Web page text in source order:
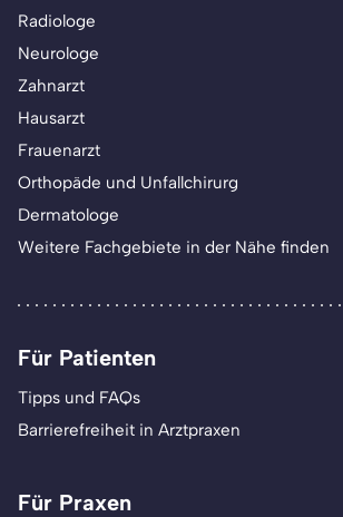
Radiologe
Neurologe
Zahnarzt
Hausarzt
Frauenarzt
Orthopäde und Unfallchirurg
Dermatologe
Weitere Fachgebiete in der Nähe finden
Für Patienten
Tipps und FAQs
Barrierefreiheit in Arztpraxen
Für Praxen